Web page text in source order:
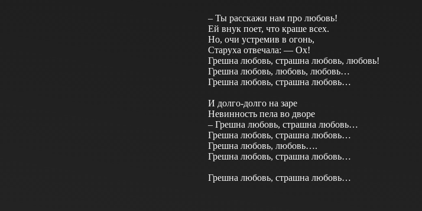
– Ты расскажи нам про любовь!
Ей внук поет, что краше всех.
Но, очи устремив в огонь,
Старуха отвечала: — Ох!
Грешна любовь, страшна любовь, любовь!
Грешна любовь, любовь, любовь…
Грешна любовь, страшна любовь…
И долго-долго на заре
Невинность пела во дворе
– Грешна любовь, страшна любовь…
Грешна любовь, страшна любовь…
Грешна любовь, любовь….
Грешна любовь, страшна любовь…
Грешна любовь, страшна любовь…